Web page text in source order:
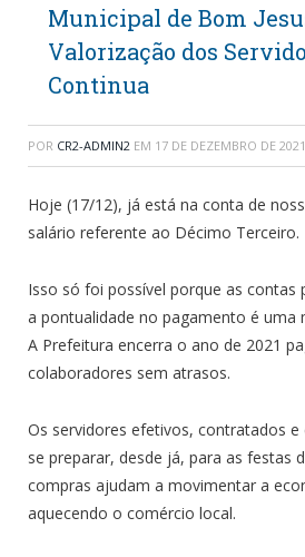
Municipal de Bom
Valorização dos
Continua
POR CR2-ADMIN2 EM 17 DE DEZEMBRO DE 2021
Hoje (17/12), já está na conta de
salário referente ao Décimo Terceiro.
Isso só foi possível porque as contas
a pontualidade no pagamento é uma
A Prefeitura encerra o ano de 2021
colaboradores sem atrasos.
Os servidores efetivos, contratados
se preparar, desde já, para as festas
compras ajudam a movimentar a
aquecendo o comércio local.